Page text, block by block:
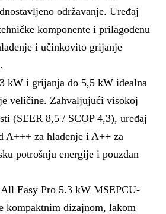
održavanje. Uređaj
komponente i prilagođenu
i učinkovito grijanje
kW i grijanja do 5,5 kW idealna
veličine. Zahvaljujući visokoj
(SEER 8,5 / SCOP 4,3), uređaj
A+++ za hlađenje i A++ za
potrošnju energije i pouzdan
Easy Pro 5.3 kW MSEPCU-
kompaktnim dizajnom, lakom